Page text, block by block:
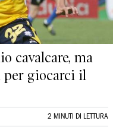
cavalcare, ma
per giocarci il
2 MINUTI DI LETTURA